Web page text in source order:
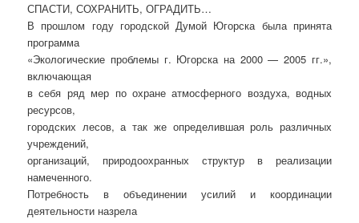
СПАСТИ, СОХРАНИТЬ, ОГРАДИТЬ…
В прошлом году городской Думой Югорска была принята
программа
«Экологические проблемы г. Югорска на 2000 — 2005 гг.»,
включающая
в себя ряд мер по охране атмосферного воздуха, водных
ресурсов,
городских лесов, а так же определившая роль различных
учреждений,
организаций, природоохранных структур в реализации
намеченного.
Потребность в объединении усилий и координации
деятельности назрела